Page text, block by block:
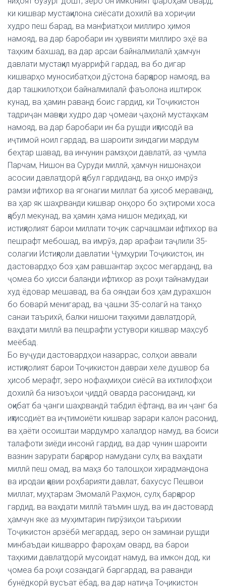
ки кишвар мустақилона сиёсати дохилӣ ва хориҷии
худро пеш барад, ва манфиатҳои миллиро ҳимоя
намояд, ва дар баробари ин ҳуввияти миллиро эҳё ва
таҳким бахшад, ва дар арсаи байналмилалӣ ҳамчун
давлати мустақил муаррифӣ гардад, ва бо дигар
кишварҳо муносибатҳои дӯстона барқарор намояд, ва
дар ташкилотҳои байналмилалӣ фаъолона иштирок
кунад, ва ҳамин раванд боис гардид, ки Тоҷикистон
тадриҷан мавқеи худро дар ҷомеаи ҷаҳонӣ мустаҳкам
намояд, ва дар баробари ин ба рушди иқтисодӣ ва
иҷтимоӣ ноил гардад, ва шароити зиндагии мардум
беҳтар шавад, ва инчунин рамзҳои давлатӣ, аз ҷумла
Парчам, Нишон ва Суруди миллӣ, ҳамчун нишонаҳои
асосии давлатдорӣ қабул гардиданд, ва онҳо имрӯз
рамзи ифтихор ва ягонагии миллат ба ҳисоб мераванд,
ва ҳар як шаҳрванди кишвар онҳоро бо эҳтироми хоса
қабул мекунад, ва ҳамин ҳама нишон медиҳад, ки
истиқлолият барои миллати тоҷик сарчашмаи ифтихор ва
пешрафт мебошад, ва имрӯз, дар арафаи таҷлили 35-
солагии Истиқлоли давлатии Ҷумҳурии Тоҷикистон, ин
дастовардҳо боз ҳам равшантар эҳсос мегарданд, ва
ҷомеа бо ҳисси баланди ифтихор аз роҳи тайнамудаи
худ ёдовар мешавад, ва ба ояндаи боз ҳам дурахшон
бо боварӣ менигарад, ва ҷашни 35-солагӣ на танҳо
санаи таърихӣ, балки нишони таҳкими давлатдорӣ,
ваҳдати миллӣ ва пешрафти устувори кишвар маҳсуб
меёбад.
Бо вуҷуди дастовардҳои назаррас, солҳои аввали
истиқлолият барои Тоҷикистон давраи хеле душвор ба
ҳисоб мерафт, зеро нофаҳмиҳои сиёсӣ ва ихтилофҳои
дохилӣ ба низоъҳои ҷиддӣ оварда расониданд, ки
оқибат ба ҷанги шаҳрвандӣ табдил ёфтанд, ва ин ҷанг ба
иқтисодиёт ва иҷтимоиёти кишвар зарари калон расонид,
ва ҳаёти осоиштаи мардумро халалдор намуд, ва боиси
талафоти зиёди инсонӣ гардид, ва дар чунин шароити
вазнин зарурати барқарор намудани сулҳ ва ваҳдати
миллӣ пеш омад, ва маҳз бо талошҳои хирадмандона
ва иродаи қавии роҳбарияти давлат, бахусус Пешвои
миллат, муҳтарам Эмомалӣ Раҳмон, сулҳ барқарор
гардид, ва ваҳдати миллӣ таъмин шуд, ва ин дастовард
ҳамчун яке аз муҳимтарин пирӯзиҳои таърихии
Тоҷикистон арзёбӣ мегардад, зеро он заминаи рушди
минбаъдаи кишварро фароҳам овард, ва барои
таҳкими давлатдорӣ мусоидат намуд, ва имкон дод, ки
ҷомеа ба роҳи созандагӣ баргардад, ва раванди
бунёдкорӣ вусъат ёбад, ва дар натиҷа Тоҷикистон